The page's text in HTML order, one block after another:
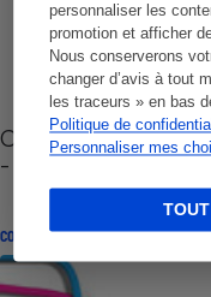
personnaliser les
promotion et afficher
Nous conserverons
changer d’avis à tout
les traceurs » en bas
Politique de
Personnaliser mes
Cafetière à
- Premières
CONSEILS